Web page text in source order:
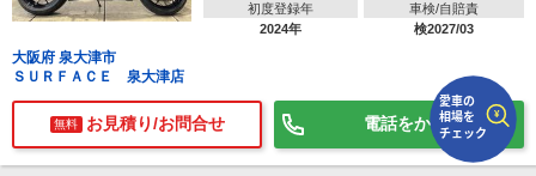
初度登録年
2024年
車検/自賠責
検2027/03
大阪府 泉大津市
ＳＵＲＦＡＣＥ 泉大津店
無料 お見積り/お問合せ 電話をかける